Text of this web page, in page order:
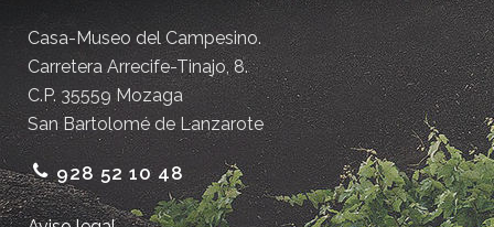
Casa-Museo del Campesino.
Carretera Arrecife-Tinajo, 8.
C.P. 35559 Mozaga
San Bartolomé de Lanzarote
928 52 10 48